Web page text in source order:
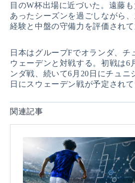
目のW杯出場に近づいた。遠藤
あったシーズンを過ごしながら
経験と中盤の守備力を評価されて
日本はグループFでオランダ、チ
ウェーデンと対戦する。初戦は6
ンダ戦、続いて6月20日にチュニ
日にスウェーデン戦が予定されて
関連記事